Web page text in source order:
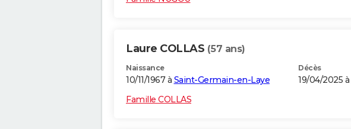
Laure COLLAS (57 ans)
Naissance
10/11/1967 à Saint-Germain-en-Laye
Décès
19/04/2025 à
Famille COLLAS